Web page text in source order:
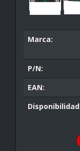
Marca:
P/N:
EAN: